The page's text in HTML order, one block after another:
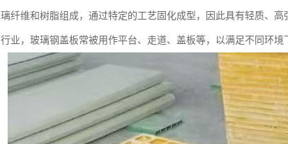
璃纤维和树脂组成，通过特定的工艺固化成型，因此具有轻质、
行业，玻璃钢盖板常被用作平台、走道、盖板等，以满足不同环境